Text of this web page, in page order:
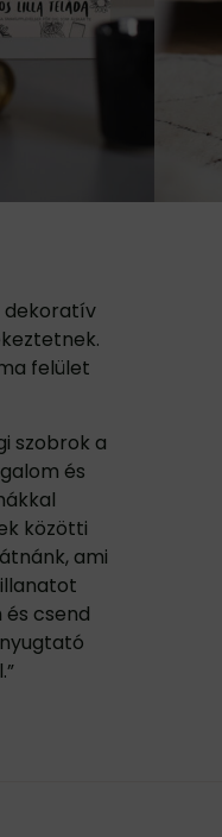
dekoratív
felület
szobrok a
és
közötti
ami
csend